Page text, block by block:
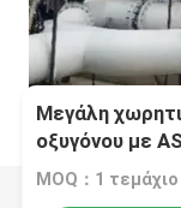
Μεγάλη
οξυγόνου με
MOQ：1 τεμάχιο